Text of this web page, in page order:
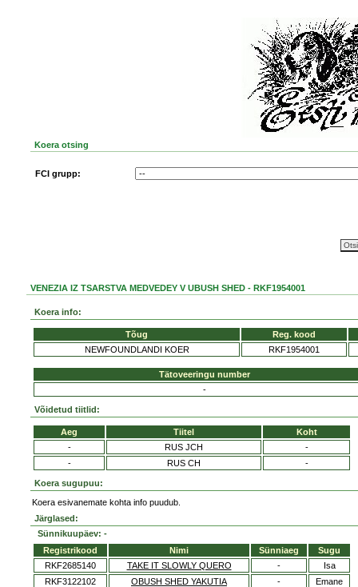
Koera otsing
FCI grupp:
VENEZIA IZ TSARSTVA MEDVEDEY V UBUSH SHED - RKF1954001
Koera info:
Tõug
Reg. kood
NEWFOUNDLANDI KOER
RKF1954001
Tätoveeringu number
-
Võidetud tiitlid:
Aeg Tiitel
Koht
-
RUS JCH
-
-
RUS CH -
Koera sugupuu:
Koera esivanemate kohta info puudub.
Järglased:
Sünnikuupäev: -
Registrikood
Nimi Sünniaeg
Sugu
RKF2685140
TAKE IT SLOWLY QUERO -
Isa
RKF3122102
OBUSH SHED YAKUTIA - Emane